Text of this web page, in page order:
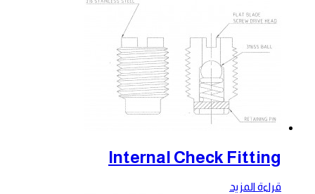
Internal Check Fitting
قراءة المزيد